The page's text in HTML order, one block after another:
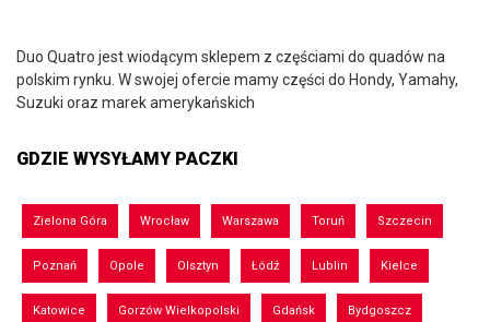
Duo Quatro jest wiodącym sklepem z częściami do quadów na
polskim rynku. W swojej ofercie mamy części do Hondy, Yamahy,
Suzuki oraz marek amerykańskich
GDZIE WYSYŁAMY PACZKI
Zielona Góra Wrocław Warszawa Toruń Szczecin
Poznań Opole Olsztyn Łódź Lublin Kielce
Katowice Gorzów Wielkopolski Gdańsk Bydgoszcz